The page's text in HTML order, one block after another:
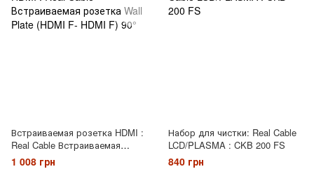
Встраиваемая розетка HDMI :
Real Cable Встраиваемая
розетка Wall Plate (HDMI F-
HDMI F) 90°
1 008 грн
Набор для чистки: Real Cable
LCD/PLASMA : CKB 200 FS
840 грн